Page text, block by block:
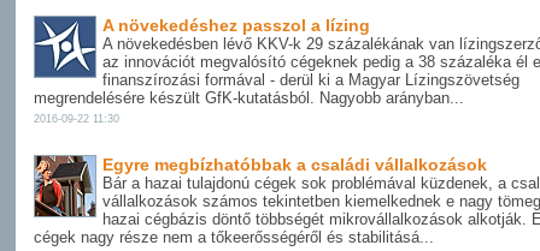
A növekedéshez passzol a lízing
A növekedésben lévő KKV-k 29 százalékának van
az innovációt megvalósító cégeknek pedig a 38 százaléka él
finanszírozási formával - derül ki a Magyar Lízingszövetség
megrendelésére készült GfK-kutatásból. Nagyobb arányban...
2016-09-22 11:30
Egyre megbízhatóbbak a családi vállalkozások
Bár a hazai tulajdonú cégek sok problémával küzdenek, a
vállalkozások számos tekintetben kiemelkednek e nagy
hazai cégbázis döntő többségét mikrovállalkozások alkotják.
cégek nagy része nem a tőkeerősségéről és stabilitásá...